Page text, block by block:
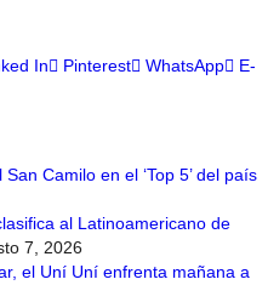
In Pinterest WhatsApp
E-
Camilo en el ‘Top 5’ del país
al Latinoamericano de
7, 2026
el Uní Uní enfrenta mañana a